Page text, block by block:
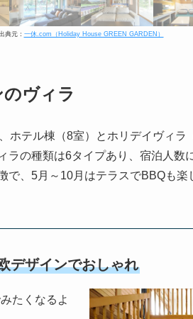
典元： 一休.com（Holiday House GREEN GARDEN）
ヴィラ
ホテル棟（8室）とホリデイヴィ
ラの種類は6タイプあり、宿泊人数
、5月～10月はテラスでBBQも楽
デザインでおしゃれ
たくなるよ